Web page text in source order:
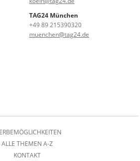
TAG24 München
+49 89 215390320
muenchen@tag24.de
ALLE THEMEN A-Z
KONTAKT